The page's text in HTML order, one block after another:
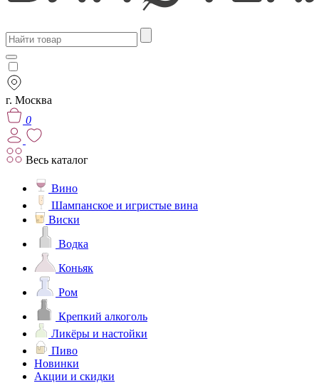
г. Москва
0
Весь каталог
Вино
Шампанское и игристые вина
Виски
Водка
Коньяк
Ром
Крепкий алкоголь
Ликёры и настойки
Пиво
Новинки
Акции и скидки